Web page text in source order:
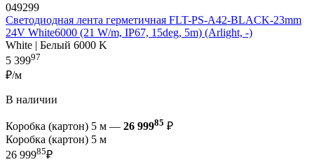
049299
Светодиодная лента герметичная FLT-PS-A42-BLACK-23mm
24V White6000 (21 W/m, IP67, 15deg, 5m) (Arlight, -)
White | Белый 6000 K
5 39997
₽/м
В наличии
Коробка (картон) 5 м — 26 99985 ₽
Коробка (картон) 5 м
26 99985₽